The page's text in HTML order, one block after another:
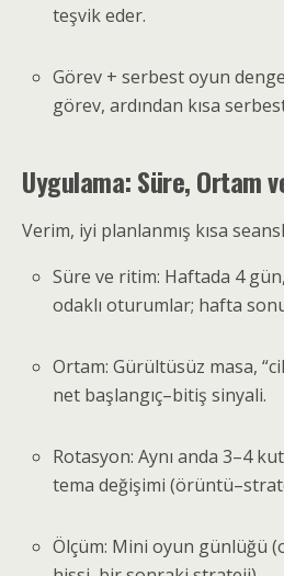
teşvik eder.
Görev + serbest oyun
görev, ardından kısa
Uygulama: Süre, Ortam
Verim, iyi planlanmış kısa
Süre ve ritim: Haftada 4
odaklı oturumlar; hafta
Ortam: Gürültüsüz masa,
net başlangıç–bitiş sinyali.
Rotasyon: Aynı anda 3–4
tema değişimi
Ölçüm: Mini oyun günlüğü